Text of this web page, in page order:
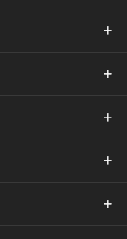




